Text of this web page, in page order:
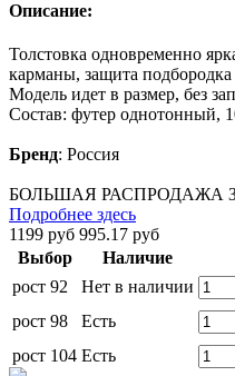
Описание:
Толстовка одновременно
карманы, защита
Модель идет в размер, без
Состав: футер однотонный,
Бренд: Россия
БОЛЬШАЯ РАСПРОДАЖА
Подробнее здесь
1199 руб 995.17 руб
Выбор
Наличие
рост 92
Нет в наличии
рост 98
Есть
рост 104 Есть